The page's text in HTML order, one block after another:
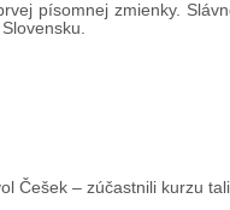
písomnej zmienky.
Češek – zúčastnili kurzu